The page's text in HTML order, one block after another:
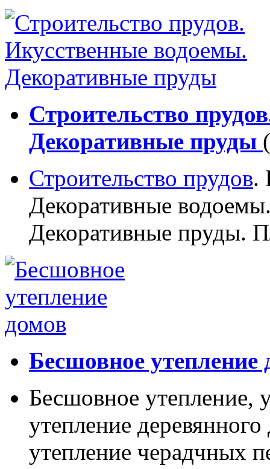
Строительство
Декоративные пруды
Строительство прудов.
Декоративные
Декоративные пруды.
Бесшовное утепление
Бесшовное утепление,
утепление
утепление черадчных